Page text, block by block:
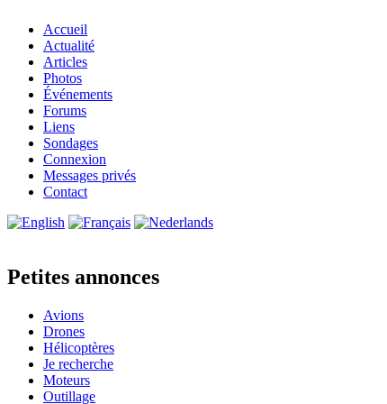
Accueil
Actualité
Articles
Photos
Événements
Forums
Liens
Sondages
Connexion
Messages privés
Contact
Petites annonces
Avions
Drones
Hélicoptères
Je recherche
Moteurs
Outillage